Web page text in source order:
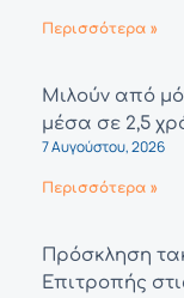
Περισσότερα »
Μιλούν από
μέσα σε 2,5
7 Αυγούστου, 2026
Περισσότερα »
Πρόσκληση
Επιτροπής